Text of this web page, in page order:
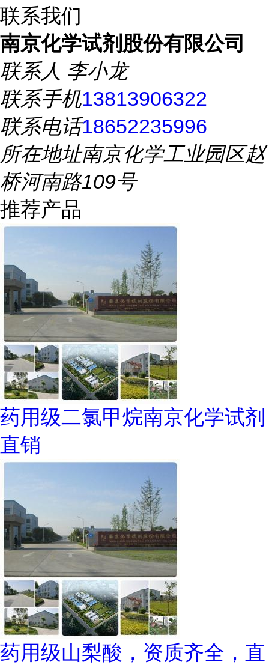
联系我们
南京化学试剂股份有限公司
联系人 李小龙
联系手机13813906322
联系电话18652235996
所在地址南京化学工业园区赵
桥河南路109号
推荐产品
药用级二氯甲烷南京化学试剂
直销
药用级山梨酸，资质齐全，直